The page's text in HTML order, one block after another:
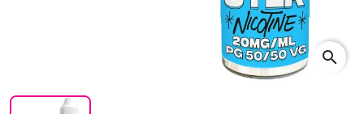
search